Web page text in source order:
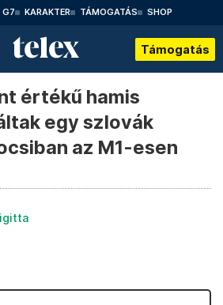
G7 KARAKTER TÁMOGATÁS SHOP
Támogatás
értékű hamis
egy szlovák
az M1-esen